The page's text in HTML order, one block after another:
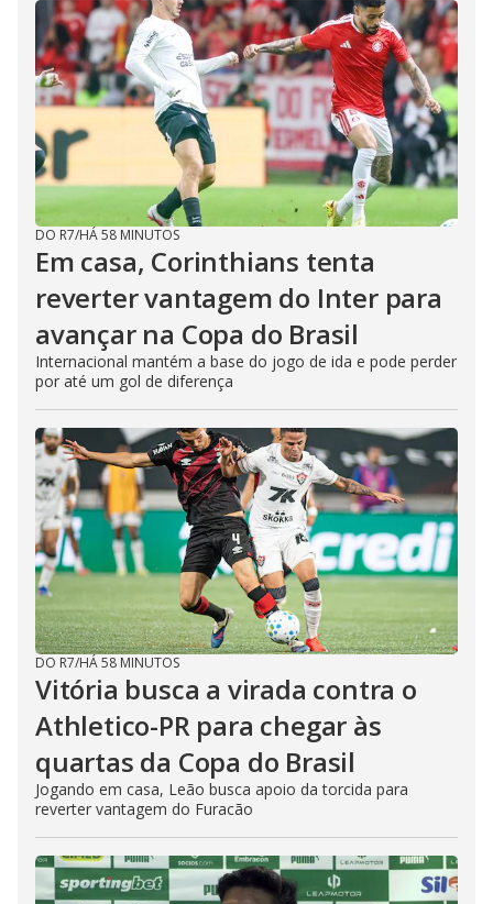
DO R7/HÁ 58 MINUTOS
Em casa, Corinthians tenta
reverter vantagem do Inter para
avançar na Copa do Brasil
Internacional mantém a base do jogo de ida e pode perder
por até um gol de diferença
DO R7/HÁ 58 MINUTOS
Vitória busca a virada contra o
Athletico-PR para chegar às
quartas da Copa do Brasil
Jogando em casa, Leão busca apoio da torcida para
reverter vantagem do Furacão